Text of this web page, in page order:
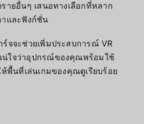
รายอื่นๆ เสนอทางเลือกที่หลาก
และฟังก์ชั่น
จจะช่วยเพิ่มประสบการณ์ VR
ใจว่าอุปกรณ์ของคุณพร้อมใช้
พื้นที่เล่นเกมของคุณดูเรียบร้อย